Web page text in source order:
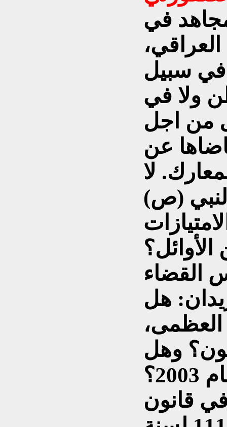
في
في سبيل
ولا في
من اجل
عن
لا
(ص)
القضاء
هل
العظمى،
وهل
قانون